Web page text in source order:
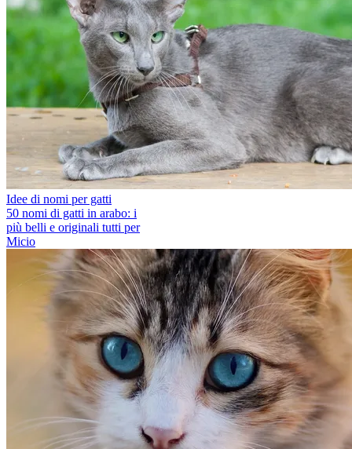
Idee di nomi per gatti
50 nomi di gatti in arabo: i
più belli e originali tutti per
Micio